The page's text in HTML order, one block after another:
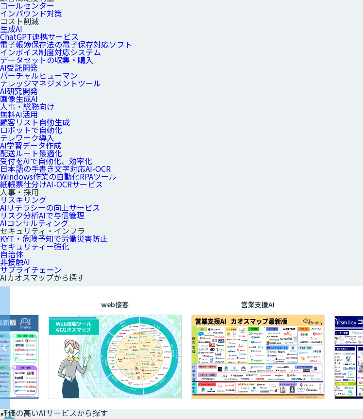
コールセンター
インバウンド対策
コスト削減
生成AI
ChatGPT連携サービス
電子帳簿保存法の電子保存対応ソフト
インボイス制度対応システム
データセットの収集・購入
AI受託開発
バーチャルヒューマン
ナレッジマネジメントツール
AI研究開発
画像生成AI
人事・総務向け
無料AI活用
顧客リスト自動生成
ロボットで自動化
テレワーク導入
AI学習データ作成
配送ルート最適化
受付をAIで自動化、効率化
日本語の手書き文字対応AI-OCR
Windows作業の自動化RPAツール
紙帳票仕分けAI-OCRサービス
人事・採用
リスキリング
AIリテラシーの向上サービス
リスク分析AIで与信管理
AIコンサルティング
セキュリティ・インフラ
KYT・危険予知で労働災害防止
セキュリティー強化
自治体
非接触AI
サプライチェーン
AIカオスマップから探す
web接客 営業支援AI
評価の高いAIサービスから探す